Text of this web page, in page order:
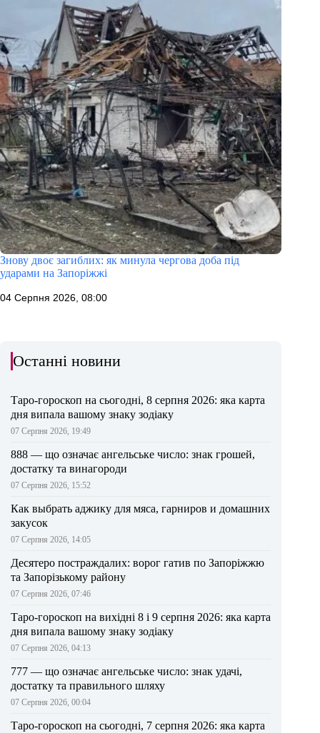
Знову двоє загиблих: як минула чергова доба під
ударами на Запоріжжі
04 Серпня 2026, 08:00
Останні новини
Таро-гороскоп на сьогодні, 8 серпня 2026: яка карта
дня випала вашому знаку зодіаку
07 Серпня 2026, 19:49
888 — що означає ангельське число: знак грошей,
достатку та винагороди
07 Серпня 2026, 15:52
Как выбрать аджику для мяса, гарниров и домашних
закусок
07 Серпня 2026, 14:05
Десятеро постраждалих: ворог гатив по Запоріжжю
та Запорізькому району
07 Серпня 2026, 07:46
Таро-гороскоп на вихідні 8 і 9 серпня 2026: яка карта
дня випала вашому знаку зодіаку
07 Серпня 2026, 04:13
777 — що означає ангельське число: знак удачі,
достатку та правильного шляху
07 Серпня 2026, 00:04
Таро-гороскоп на сьогодні, 7 серпня 2026: яка карта